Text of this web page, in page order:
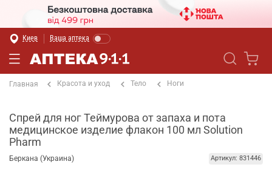
Киев Ваша аптека
Главная Красота и уход Тело Ноги
Спрей для ног Теймурова от запаха и пота
медицинское изделие флакон 100 мл Solution
Pharm
Беркана (Украина) Артикул: 831446